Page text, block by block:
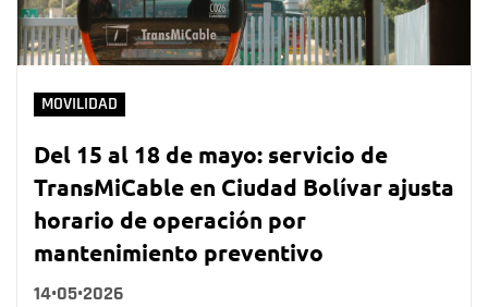
MOVILIDAD
Del 15 al 18 de mayo: servicio de
TransMiCable en Ciudad Bolívar ajusta
horario de operación por
mantenimiento preventivo
14•05•2026